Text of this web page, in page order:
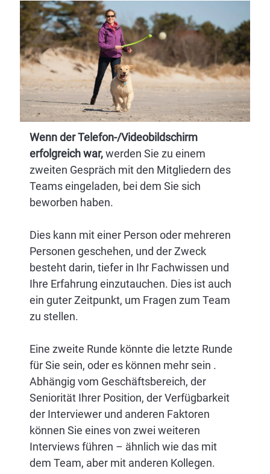
Wenn der Telefon-/Videobildschirm
erfolgreich war,werden Sie zu einem
zweiten Gespräch mit den Mitgliedern des
Teams eingeladen, bei dem Sie sich
beworben haben.
Dies kann mit einer Person oder mehreren
Personen geschehen, und der Zweck
besteht darin, tiefer in Ihr Fachwissen und
Ihre Erfahrung einzutauchen. Dies ist auch
ein guter Zeitpunkt, um Fragen zum Team
zu stellen.
Eine zweite Runde könnte die letzte Runde
für Sie sein, oder es können mehr sein .
Abhängig vom Geschäftsbereich, der
Seniorität Ihrer Position, der Verfügbarkeit
der Interviewer und anderen Faktoren
können Sie eines von zwei weiteren
Interviews führen – ähnlich wie das mit
dem Team, aber mit anderen Kollegen.